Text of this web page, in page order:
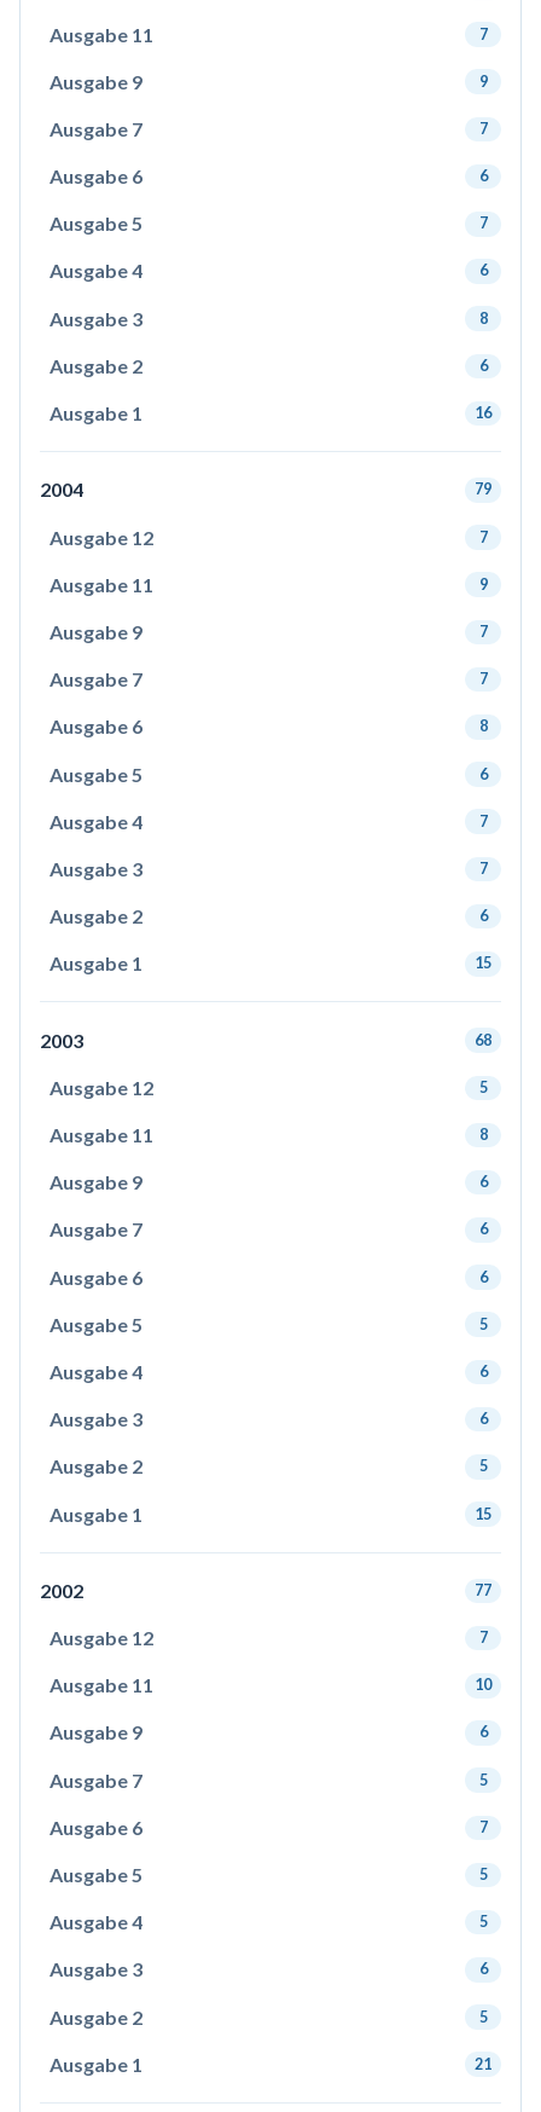
Ausgabe 11 7
Ausgabe 9 9
Ausgabe 7 7
Ausgabe 6 6
Ausgabe 5 7
Ausgabe 4 6
Ausgabe 3 8
Ausgabe 2 6
Ausgabe 1 16
2004 79
Ausgabe 12 7
Ausgabe 11 9
Ausgabe 9 7
Ausgabe 7 7
Ausgabe 6 8
Ausgabe 5 6
Ausgabe 4 7
Ausgabe 3 7
Ausgabe 2 6
Ausgabe 1 15
2003 68
Ausgabe 12 5
Ausgabe 11 8
Ausgabe 9 6
Ausgabe 7 6
Ausgabe 6 6
Ausgabe 5 5
Ausgabe 4 6
Ausgabe 3 6
Ausgabe 2 5
Ausgabe 1 15
2002 77
Ausgabe 12 7
Ausgabe 11 10
Ausgabe 9 6
Ausgabe 7 5
Ausgabe 6 7
Ausgabe 5 5
Ausgabe 4 5
Ausgabe 3 6
Ausgabe 2 5
Ausgabe 1 21